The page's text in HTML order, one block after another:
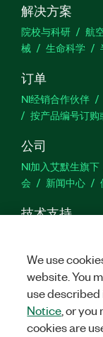
解决方案
院校与科研 航
械
生命科学
订单
NI经销合作伙伴
按产品编号订购
公司
NI加入艾默生旗
会
新闻中心
技术支持
©2026NATIONAL
We use
website. You
use described
Notice , or
cookies are